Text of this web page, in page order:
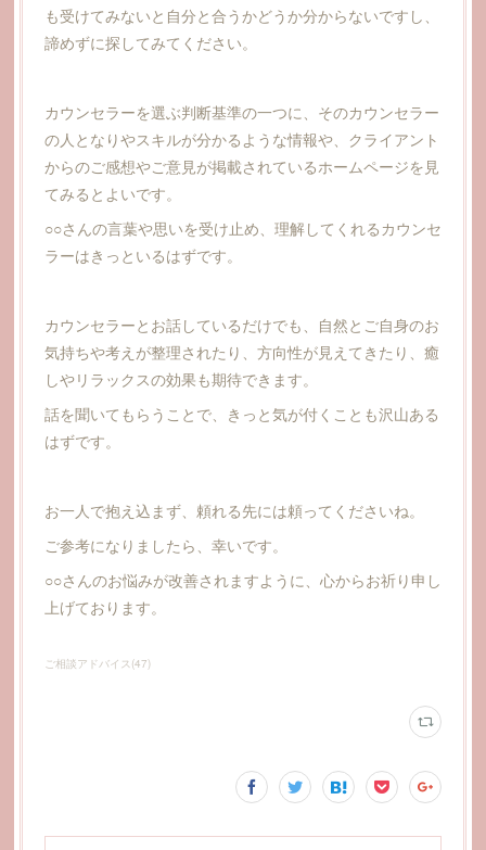
も受けてみないと自分と合うかどうか分からないですし、
諦めずに探してみてください。
カウンセラーを選ぶ判断基準の一つに、そのカウンセラー
の人となりやスキルが分かるような情報や、クライアント
からのご感想やご意見が掲載されているホームページを見
てみるとよいです。
○○さんの言葉や思いを受け止め、理解してくれるカウンセ
ラーはきっといるはずです。
カウンセラーとお話しているだけでも、自然とご自身のお
気持ちや考えが整理されたり、方向性が見えてきたり、癒
しやリラックスの効果も期待できます。
話を聞いてもらうことで、きっと気が付くことも沢山ある
はずです。
お一人で抱え込まず、頼れる先には頼ってくださいね。
ご参考になりましたら、幸いです。
○○さんのお悩みが改善されますように、心からお祈り申し
上げております。
ご相談アドバイス (47)